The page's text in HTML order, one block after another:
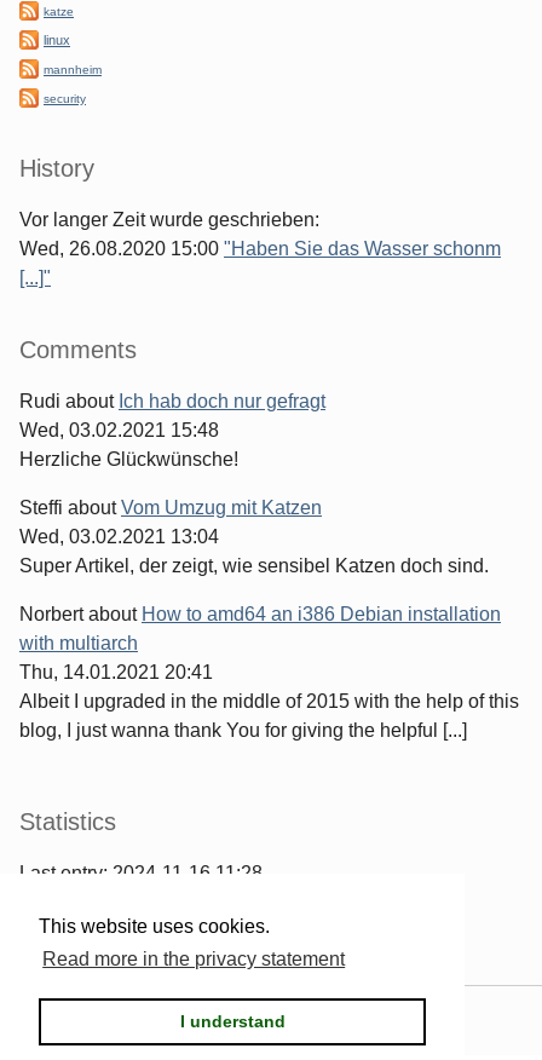
This website uses cookies.
Read more in the privacy statement
I understand
katze
linux
mannheim
security
History
Vor langer Zeit wurde geschrieben:
Wed, 26.08.2020 15:00 "Haben Sie das Wasser schonm
[...]"
Comments
Rudi about Ich hab doch nur gefragt
Wed, 03.02.2021 15:48
Herzliche Glückwünsche!
Steffi aboutVom Umzug mit Katzen
Wed, 03.02.2021 13:04
Super Artikel, der zeigt, wie sensibel Katzen doch sind.
Norbertabout How to amd64 an i386 Debian installation
with multiarch
Thu, 14.01.2021 20:41
Albeit I upgraded in the middle of 2015 with the help of this
blog, I just wanna thank You for giving the helpful [...]
Statistics
Last entry: 2024-11-16 11:28
2567comments have been made
Serendipity & the theme.